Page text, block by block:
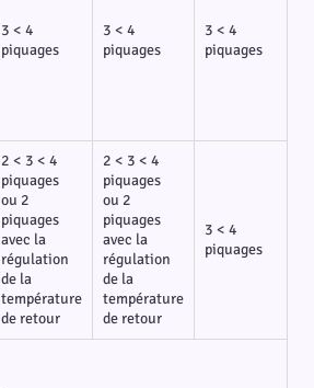
3 < 4
piquages
3 < 4
piquages
3 < 4
piquages
2 < 3 < 4
piquages
ou 2
piquages
avec la
régulation
de la
température
de retour
2 < 3 < 4
piquages
ou 2
piquages
avec la
régulation
de la
température
de retour
3 < 4
piquages